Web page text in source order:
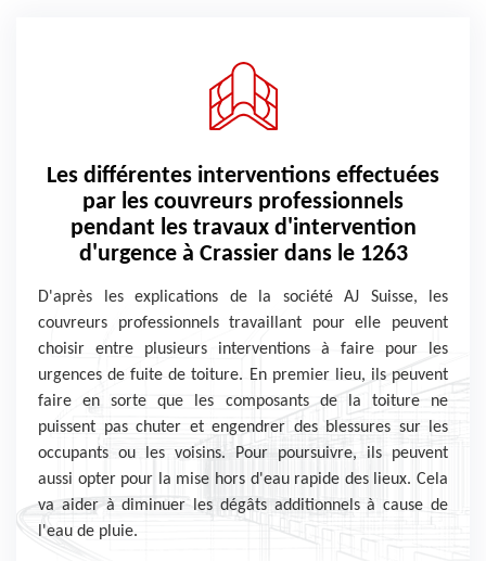
Les différentes interventions effectuées
par les couvreurs professionnels
pendant les travaux d'intervention
d'urgence à Crassier dans le 1263
D'après les explications de la société AJ Suisse, les
couvreurs professionnels travaillant pour elle peuvent
choisir entre plusieurs interventions à faire pour les
urgences de fuite de toiture. En premier lieu, ils peuvent
faire en sorte que les composants de la toiture ne
puissent pas chuter et engendrer des blessures sur les
occupants ou les voisins. Pour poursuivre, ils peuvent
aussi opter pour la mise hors d'eau rapide des lieux. Cela
va aider à diminuer les dégâts additionnels à cause de
l'eau de pluie.